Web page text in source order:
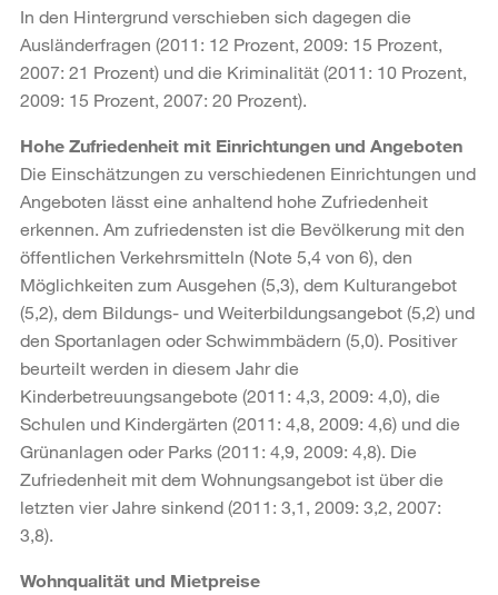
In den Hintergrund verschieben sich dagegen die
Ausländerfragen (2011: 12 Prozent, 2009: 15 Prozent,
2007: 21 Prozent) und die Kriminalität (2011: 10 Prozent,
2009: 15 Prozent, 2007: 20 Prozent).
Hohe Zufriedenheit mit Einrichtungen und Angeboten
Die Einschätzungen zu verschiedenen Einrichtungen und
Angeboten lässt eine anhaltend hohe Zufriedenheit
erkennen. Am zufriedensten ist die Bevölkerung mit den
öffentlichen Verkehrsmitteln (Note 5,4 von 6), den
Möglichkeiten zum Ausgehen (5,3), dem Kulturangebot
(5,2), dem Bildungs- und Weiterbildungsangebot (5,2) und
den Sportanlagen oder Schwimmbädern (5,0). Positiver
beurteilt werden in diesem Jahr die
Kinderbetreuungsangebote (2011: 4,3, 2009: 4,0), die
Schulen und Kindergärten (2011: 4,8, 2009: 4,6) und die
Grünanlagen oder Parks (2011: 4,9, 2009: 4,8). Die
Zufriedenheit mit dem Wohnungsangebot ist über die
letzten vier Jahre sinkend (2011: 3,1, 2009: 3,2, 2007:
3,8).
Wohnqualität und Mietpreise